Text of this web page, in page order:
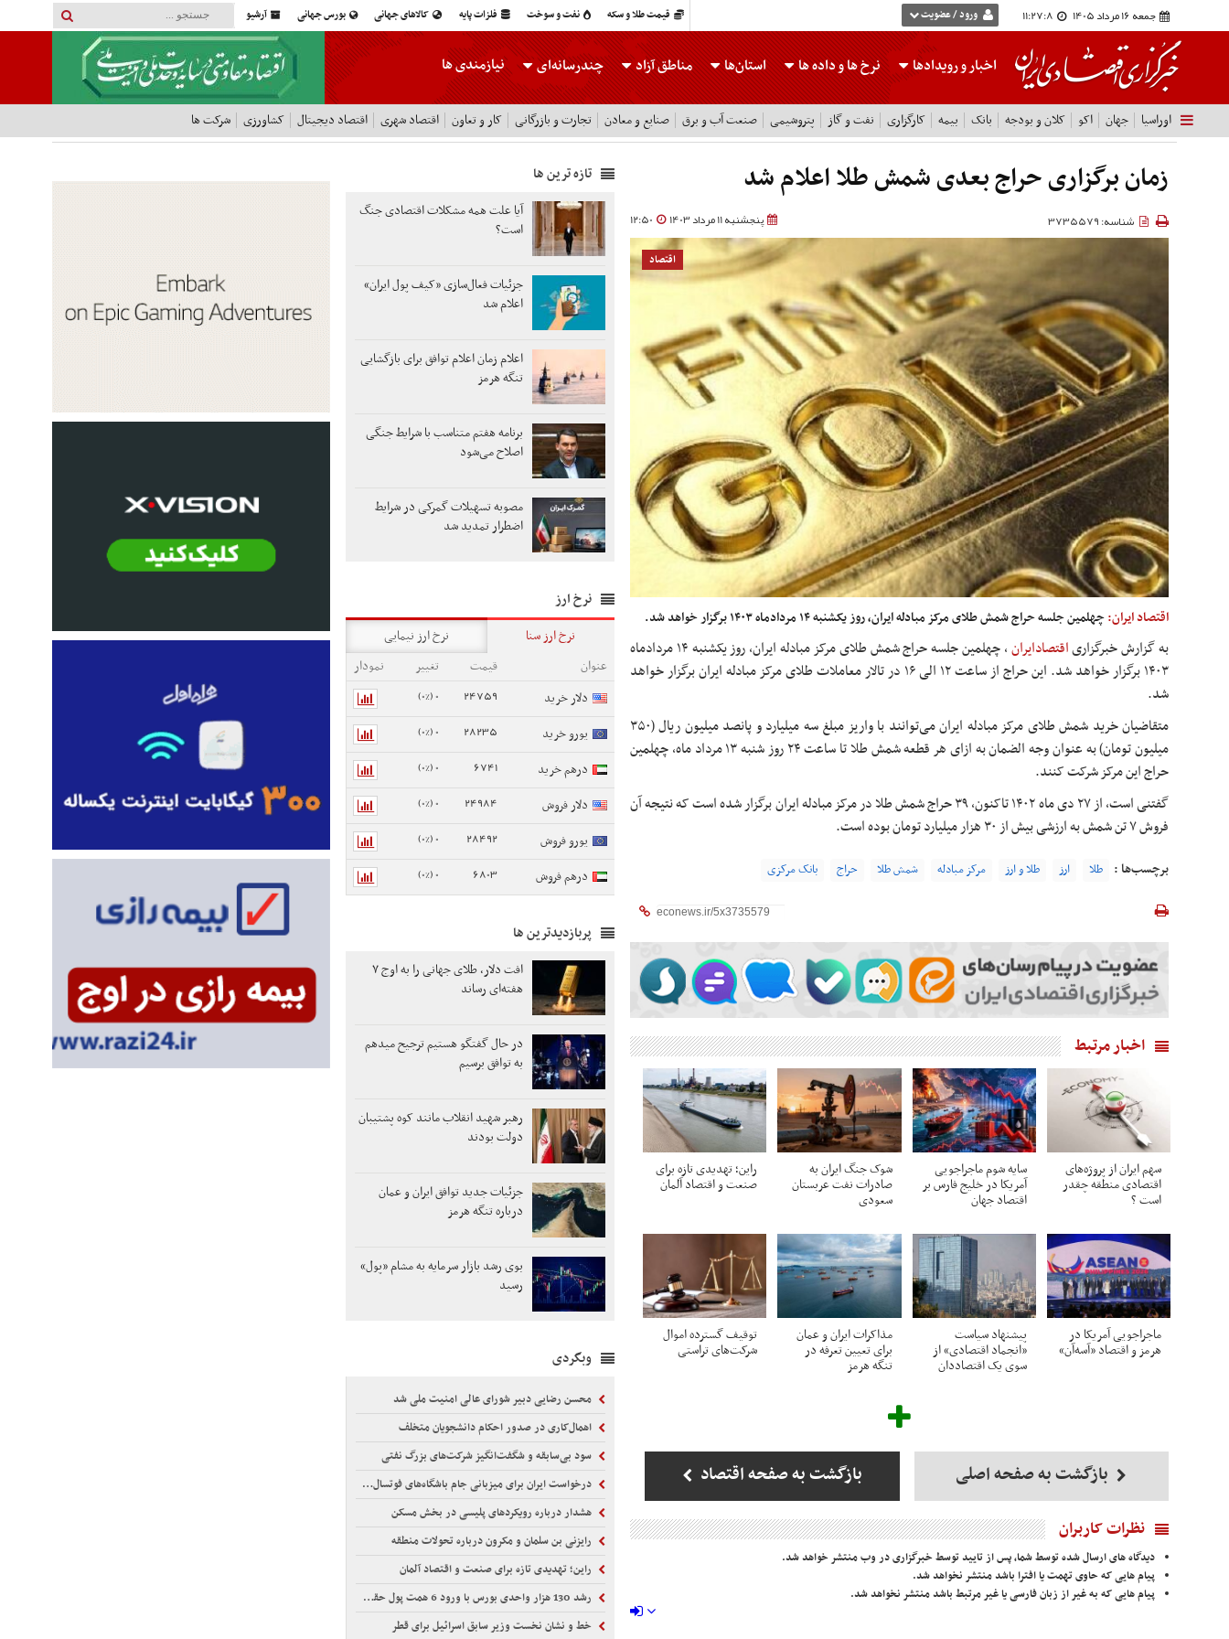
قیمت طلا و سکه نفت و سوخت فلزات پایه کالاهای جهانی بورس جهانی آرشیو جمعه 16 مرداد 1405 11:27:9 ورود / عضویت
اخبار و رویدادها نرخ هاو داده ها استان‌ها مناطق آزاد چندرسانه‌ای نیازمندی ها
اوراسیا جهان اکو کلان و بودجه بانک بیمه کارگزاری نفت و گاز پتروشیمی صنعت آب و برق صنایع و معادن تجارت و بازرگانی کار و تعاون اقتصاد شهری اقتصاد دیجیتال کشاورزی شرکت ها
زمان برگزاری حراج بعدی شمش طلا اعلام شد
پنجشنبه 11 مرداد 1403 12:50 شناسه: 3735579
اقتصاد
اقتصاد ایران:چهلمین جلسه حراج شمش طلای مرکز مبادله ایران، روز یکشنبه ۱۴ مردادماه ۱۴۰۳ برگزار خواهد شد.
به گزارش خبرگزاریاقتصادایران،
چهلمین جلسه حراج شمش طلای مرکز مبادله ایران، روز یکشنبه ۱۴ مردادماه
۱۴۰۳ برگزار خواهد شد. این حراج از ساعت ۱۲ الی ۱۶ در تالار معاملات طلای مرکز مبادله ایران برگزار خواهد
شد.
متقاضیان خرید شمش طلای مرکز مبادله ایران می‌توانند با واریز مبلغ سه میلیارد و پانصد میلیون ریال (۳۵۰
میلیون تومان) به عنوان وجهالضمان
به ازای هر قطعه شمش طلا تا ساعت ۲۴ روز شنبه ۱۳ مرداد ماه، چهلمین
حراج این مرکز شرکت کنند.
گفتنی است، از ۲۷ دی ماه ۱۴۰۲ تاکنون، ۳۹ حراج شمش طلا در مرکز مبادله ایران برگزار شده است که نتیجه آن
فروش ۷ تن شمش به ارزشی بیش از ۳۰ هزار میلیارد تومان بوده است.
برچسب‌ها : طلا ارز طلا و ارز مرکز مبادله شمش طلا حراج بانک مرکزی
اخبار مرتبط
سهم ایران از پروژه‌های
اقتصادی منطقه چقدر
است ؟
سایه شوم ماجراجویی
آمریکا در خلیج فارس بر
اقتصاد جهان
شوک جنگ ایران به
صادرات نفت عربستان
سعودی
راین؛ تهدیدی تازه برای
صنعت و اقتصاد آلمان
ماجراجویی آمریکا در
هرمز و اقتصاد «آسه‌آن»
پیشنهاد سیاست
«انجماد اقتصادی» از
سوی یک اقتصاددان
مذاکرات ایران و عمان
برای تعیین تعرفه در
تنگه هرمز
توقیف گسترده اموال
شرکت‌های تراستی
بازگشت به صفحه اصلی بازگشت به صفحه اقتصاد
نظرات کاربران
دیدگاه های ارسال شده توسط شما، پس از تایید توسط خبرگزاری در وب منتشر خواهد شد.
پیام هایی که حاوی تهمت یا افترا باشد منتشر نخواهد شد.
پیام هایی که به غیر از زبان فارسی یا غیر مرتبط باشد منتشر نخواهد شد.
تازه ترین ها
آیا علت همه مشکلات اقتصادی جنگ
است؟
جزئیات فعال‌سازی «کیف پول ایران»
اعلام شد
اعلام زمان اعلام توافق برای بازگشایی
تنگه هرمز
برنامه هفتم متناسب با شرایط جنگی
اصلاح می‌شود
مصوبه تسهیلات گمرکی در شرایط
اضطرار تمدید شد
نرخ ارز
نرخ ارز سنا
نرخ ارز نیمایی
عنوان
قیمت تغییر
نمودار
دلار خرید
24759
0 (0%)
یورو خرید 28235
0 (0%)
درهم خرید 6741
0 (0%)
دلار فروش 24984
0 (0%)
یورو فروش 28492
0 (0%)
درهم فروش 6803
0 (0%)
پربازدیدترین ها
افت دلار، طلای جهانی را به اوج ۷
هفته‌ای رساند
در حال گفتگو هستیم ترجیح میدهم
به توافق برسیم
رهبر شهید انقلاب مانند کوه پشتیبان
دولت بودند
جزئیات جدید توافق ایران و عمان
درباره تنگه هرمز
بوی رشد بازار سرمایه به مشام «پول»
رسید
وبگردی
محسن رضایی دبیر شورای عالی امنیت ملی شد
اهمال‌کاری در صدور احکام‌ دانشجویان متخلف
سود بی‌سابقه و شگفت‌انگیز شرکت‌های بزرگ نفتی
درخواست ایران برای میزبانی جام باشگاه‌های فوتسال آسیا
هشدار درباره رویکردهای پلیسی در بخش مسکن
رایزنی بن سلمان و مکرون درباره تحولات منطقه
راین؛ تهدیدی تازه برای صنعت و اقتصاد آلمان
رشد 130 هزار واحدی بورس با ورود 6 همت پول حقیقی
خط و نشان نخست وزیر سابق اسرائیل برای قطر